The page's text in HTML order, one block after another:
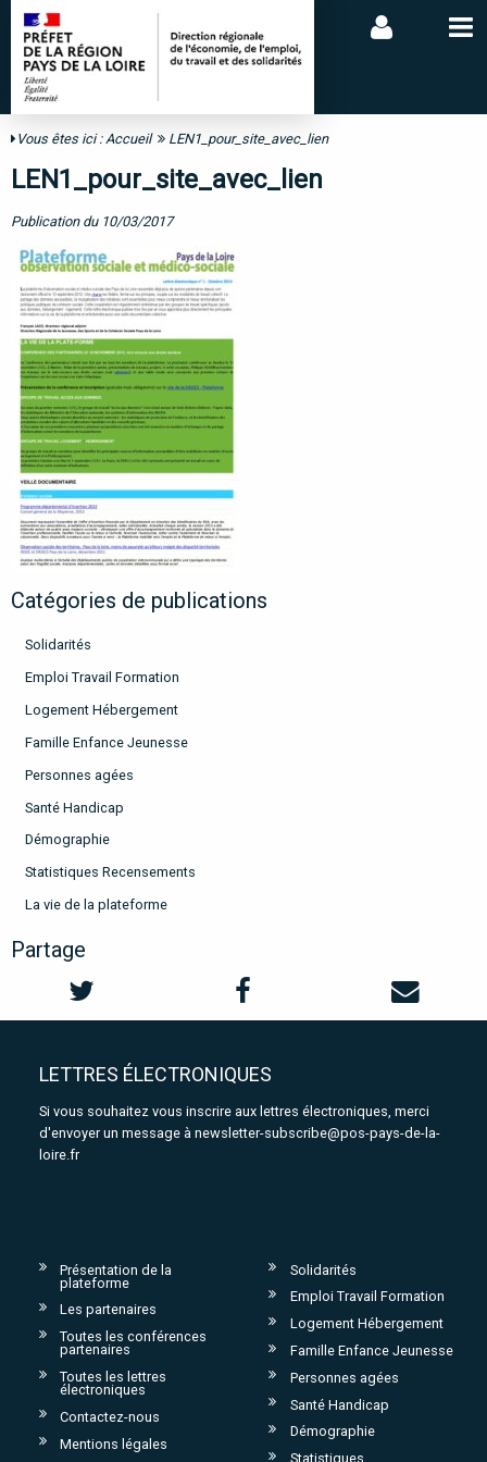
Vous êtes ici :Accueil LEN1_pour_site_avec_lien
LEN1_pour_site_avec_lien
Publication du 10/03/2017
Catégories de publications
Solidarités
Emploi Travail Formation
Logement Hébergement
Famille Enfance Jeunesse
Personnes agées
Santé Handicap
Démographie
Statistiques Recensements
La vie de la plateforme
Partage
LETTRES ÉLECTRONIQUES
Si vous souhaitez vous inscrire aux lettres électroniques, merci
d'envoyer un message à newsletter-subscribe@pos-pays-de-la-
loire.fr
Présentation de la
plateforme
Les partenaires
Toutes les conférences
partenaires
Toutes les lettres
électroniques
Contactez-nous
Mentions légales
Solidarités
Emploi Travail Formation
Logement Hébergement
Famille Enfance Jeunesse
Personnes agées
Santé Handicap
Démographie
Statistiques